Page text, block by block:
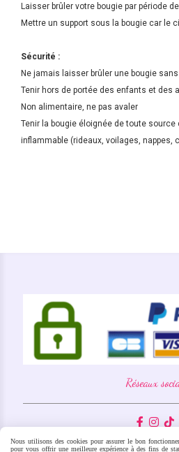
Laisser brûler votre bougie par période
Mettre un support sous la bougie car le
Sécurité :
Ne jamais laisser brûler une bougie
Tenir hors de portée des enfants et des
Non alimentaire, ne pas avaler
Tenir la bougie éloignée de toute
inflammable (rideaux, voilages, nappes,
Réseaux
  
Mentions
Nous utilisons des cookies pour assurer le bon
pour vous offrir une meilleure expérience à des fins de